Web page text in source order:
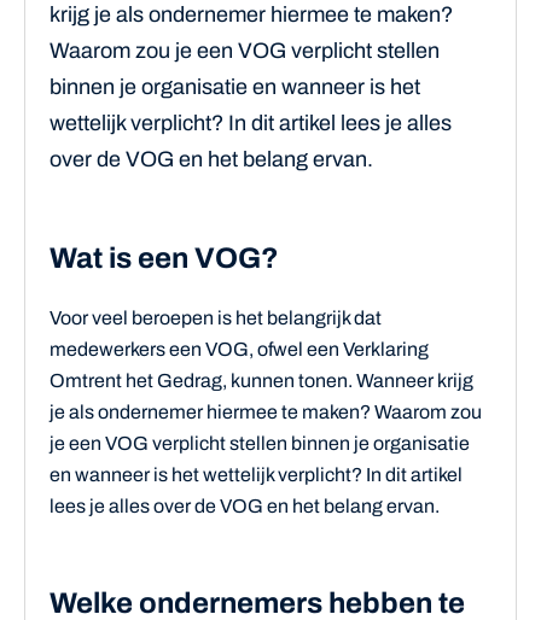
krijg je als ondernemer hiermee te maken?
Waarom zou je een VOG verplicht stellen
binnen je organisatie en wanneer is het
wettelijk verplicht? In dit artikel lees je alles
over de VOG en het belang ervan.
Wat is een VOG?
Voor veel beroepen is het belangrijk dat
medewerkers een VOG, ofwel een Verklaring
Omtrent het Gedrag, kunnen tonen. Wanneer krijg
je als ondernemer hiermee te maken? Waarom zou
je een VOG verplicht stellen binnen je organisatie
en wanneer is het wettelijk verplicht? In dit artikel
lees je alles over de VOG en het belang ervan.
Welke ondernemers hebben te